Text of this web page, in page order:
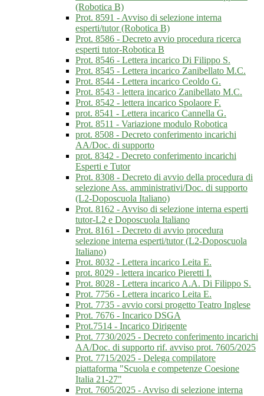
(Robotica B)
Prot. 8591 - Avviso di selezione interna
esperti/tutor (Robotica B)
Prot. 8586 - Decreto avvio procedura ricerca
esperti tutor-Robotica B
Prot. 8546 - Lettera incarico Di Filippo S.
Prot. 8545 - Lettera incarico Zanibellato M.C.
Prot. 8544 - Lettera incarico Ceoldo G.
Prot. 8543 - lettera incarico Zanibellato M.C.
Prot. 8542 - lettera incarico Spolaore F.
prot. 8541 - Lettera incarico Cannella G.
Prot. 8511 - Variazione modulo Robotica
prot. 8508 - Decreto conferimento incarichi
AA/Doc. di supporto
prot. 8342 - Decreto conferimento incarichi
Esperti e Tutor
Prot. 8308 - Decreto di avvio della procedura di
selezione Ass. amministrativi/Doc. di supporto
(L2-Doposcuola Italiano)
Prot. 8162 - Avviso di selezione interna esperti
tutor-L2 e Doposcuola Italiano
Prot. 8161 - Decreto di avvio procedura
selezione interna esperti/tutor (L2-Doposcuola
Italiano)
Prot. 8032 - Lettera incarico Leita E.
prot. 8029 - lettera incarico Pieretti I.
Prot. 8028 - Lettera incarico A.A. Di Filippo S.
Prot. 7756 - Lettera incarico Leita E.
Prot. 7735 - avvio corsi progetto Teatro Inglese
Prot. 7676 - Incarico DSGA
Prot.7514 - Incarico Dirigente
Prot. 7730/2025 - Decreto conferimento incarichi
AA/Doc. di supporto rif. avviso prot. 7605/2025
Prot. 7715/2025 - Delega compilatore
piattaforma "Scuola e competenze Coesione
Italia 21-27"
Prot. 7605/2025 - Avviso di selezione interna